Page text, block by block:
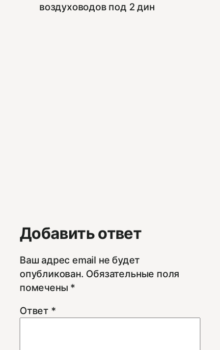
воздуховодов под 2 дин
Добавить ответ
Ваш адрес email не будет
опубликован. Обязательные поля
помечены *
Ответ *